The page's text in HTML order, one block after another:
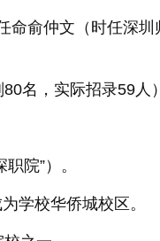
俞仲文（时任深
名，实际招录59人
院”）。
学校华侨城校区。